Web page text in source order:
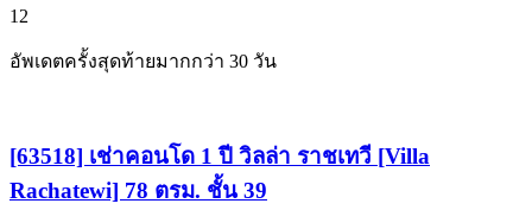
12
อัพเดตครั้งสุดท้ายมากกว่า 30 วัน
[63518] เช่าคอนโด 1 ปี วิลล่า ราชเทวี [Villa
Rachatewi] 78 ตรม. ชั้น 39